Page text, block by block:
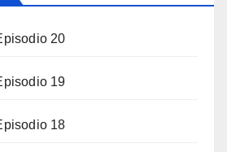
20
19
18